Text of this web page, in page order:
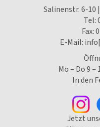
Salinenstr. 6-10
Tel:
Fax:
E-Mail:
Mo – Do 9 –
In den
Jetzt